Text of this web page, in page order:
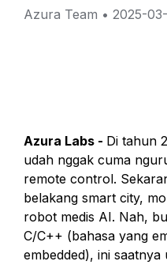
Azura Team • 2025-
Azura Labs - Di tahun
udah nggak cuma
remote control.
belakang smart city,
robot medis AI. Nah,
C/C++ (bahasa yang
embedded), ini